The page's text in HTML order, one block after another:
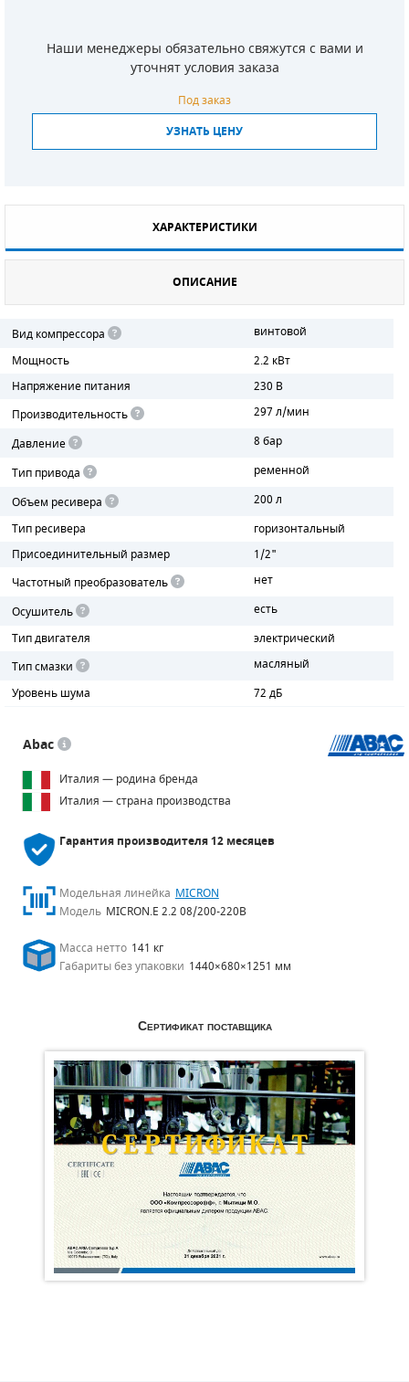
Наши менеджеры обязательно свяжутся с вами и
уточнят условия заказа
Под заказ
УЗНАТЬ ЦЕНУ
ХАРАКТЕРИСТИКИ
ОПИСАНИЕ
Вид компрессора
винтовой
Мощность
2.2 кВт
Напряжение питания
230 В
Производительность
297 л/мин
Давление
8 бар
Тип привода
ременной
Объем ресивера
200 л
Тип ресивера
горизонтальный
Присоединительный размер
1/2"
Частотный преобразователь
нет
Осушитель
есть
Тип двигателя
электрический
Тип смазки
масляный
Уровень шума
72 дБ
Abac
Италия — родина бренда
Италия — страна производства
Гарантия производителя12 месяцев
Модельная линейка MICRON
Модель MICRON.E 2.2 08/200-220В
Масса нетто 141 кг
Габариты без упаковки 1440×680×1251 мм
Сертификат поставщика
ФИЛЬТРОВ
ДИЗЕЛЬНЫЕ ДВИГАТЕЛИ
ДЕТАЛИ ДВС
МОТОРНОЕ МАСЛО
РАДИАТОРЫ
ПОРШНЕВЫЕ БЛОКИ
ДЕТАЛИ СПИРАЛЬНЫХ КОМПРЕССОРОВ
ДЕТАЛИ НАСОСНОЙ ЧАСТИ
ДЕТАЛИ ПОГРУЖНЫХ НАСОСОВ
ШЛАНГИ ДЛЯ МОТОПОМП
ДЛЯ ВАКУУМНЫХ НАСОСОВ